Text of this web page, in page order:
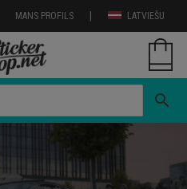
LATVIEŠU
|
MANS PROFILS
search